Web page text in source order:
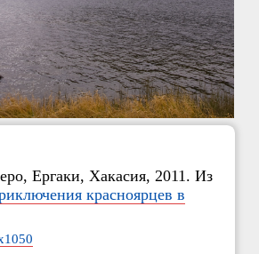
Ергаки, Хакасия, 2011. Из
красноярцев в